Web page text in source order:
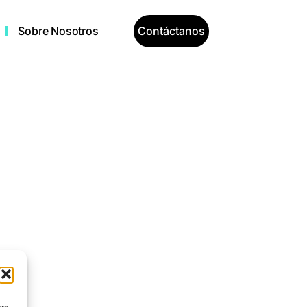
Contáctanos
Sobre Nosotros